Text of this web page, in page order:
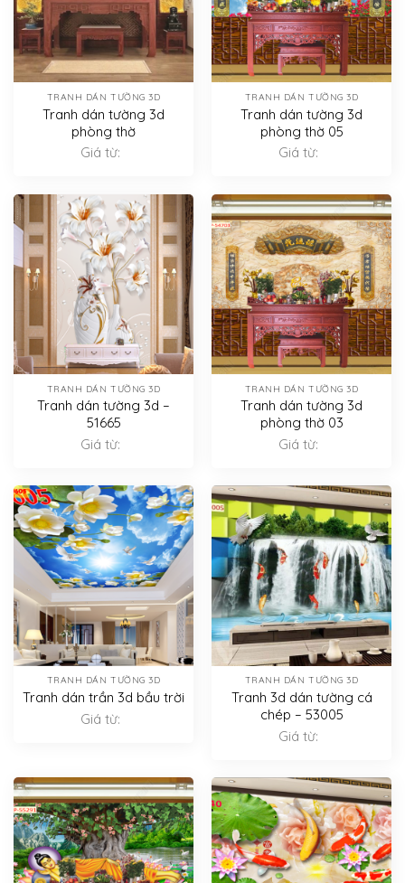
TRANH DÁN TƯỜNG 3D
Tranh dán tường 3d
phòng thờ
Giá từ:
TRANH DÁN TƯỜNG 3D
Tranh dán tường 3d
phòng thờ 05
Giá từ:
TRANH DÁN TƯỜNG 3D
Tranh dán tường 3d –
51665
Giá từ:
TRANH DÁN TƯỜNG 3D
Tranh dán tường 3d
phòng thờ 03
Giá từ:
TRANH DÁN TƯỜNG 3D
Tranh dán trần 3d bầu trời
Giá từ:
TRANH DÁN TƯỜNG 3D
Tranh 3d dán tường cá
chép – 53005
Giá từ: